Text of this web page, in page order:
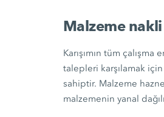
Malzeme nakli
Karışımın tüm
talepleri karşılamak
sahiptir. Malzeme
malzemenin yanal